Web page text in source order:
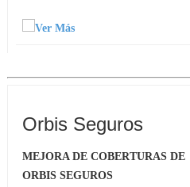
Orbis Seguros
MEJORA DE COBERTURAS DE
ORBIS SEGUROS